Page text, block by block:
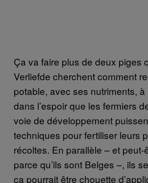
Ça va faire plus de deux piges
Verliefde cherchent comment
potable, avec ses nutriments, à
dans l’espoir que les fermiers
voie de développement
techniques pour fertiliser leurs
récoltes. En parallèle – et peut-
parce qu’ils sont Belges –, ils
ça pourrait être chouette